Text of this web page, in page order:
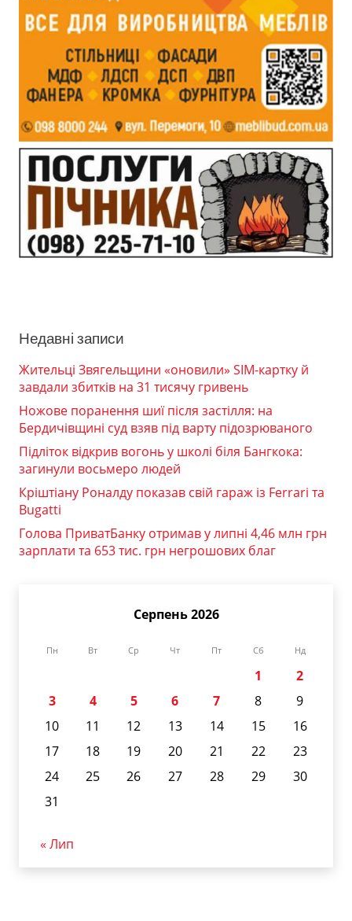
Недавні записи
Жительці Звягельщини «оновили» SIM-картку й
завдали збитків на 31 тисячу гривень
Ножове поранення шиї після застілля: на
Бердичівщині суд взяв під варту підозрюваного
Підліток відкрив вогонь у школі біля Бангкока:
загинули восьмеро людей
Кріштіану Роналду показав свій гараж із Ferrari та
Bugatti
Голова ПриватБанку отримав у липні 4,46 млн грн
зарплати та 653 тис. грн негрошових благ
Серпень 2026
Пн Вт Ср Чт Пт Сб Нд
1
2
3
4 5 6 7 8
9
10
11 12 13 14 15
16
17
18 19 20 21 22
23
24
25 26 27 28 29
30
31
« Лип